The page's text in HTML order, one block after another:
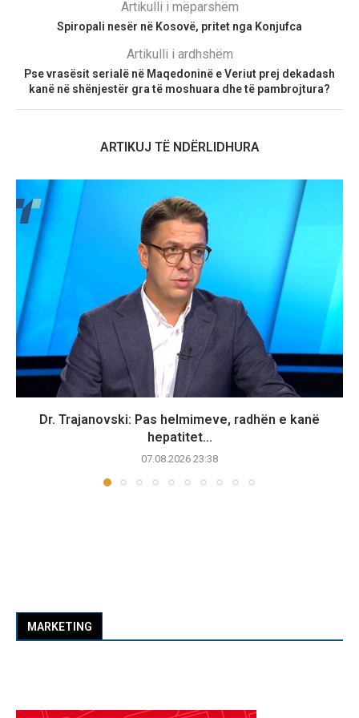
Artikulli i mëparshëm
Spiropali nesër në Kosovë, pritet nga Konjufca
Artikulli i ardhshëm
Pse vrasësit serialë në Maqedoninë e Veriut prej dekadash
kanë në shënjestër gra të moshuara dhe të pambrojtura?
ARTIKUJ TË NDËRLIDHURA
Dr. Trajanovski: Pas helmimeve, radhën e kanë
hepatitet...
07.08.2026 23:38
MARKETING